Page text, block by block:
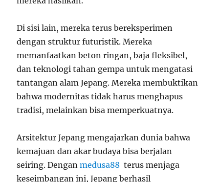
Di sisi lain, mereka terus bereksperimen
dengan struktur futuristik. Mereka
memanfaatkan beton ringan, baja fleksibel,
dan teknologi tahan gempa untuk mengatasi
tantangan alam Jepang. Mereka membuktikan
bahwa modernitas tidak harus menghapus
tradisi, melainkan bisa memperkuatnya.
Arsitektur Jepang mengajarkan dunia bahwa
kemajuan dan akar budaya bisa berjalan
seiring. Denganmedusa88 terus menjaga
keseimbangan ini, Jepang berhasil